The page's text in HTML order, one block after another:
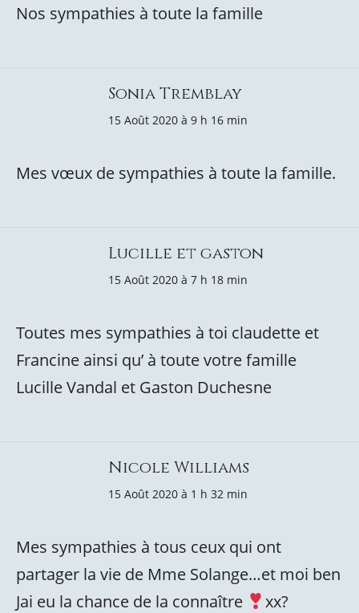
Nos sympathies à toute la famille
Sonia Tremblay
15 Août 2020 à 9 h 16 min
Mes vœux de sympathies à toute la famille.
Lucille et gaston
15 Août 2020 à 7 h 18 min
Toutes mes sympathies à toi claudette et
Francine ainsi qu’ à toute votre famille
Lucille Vandal et Gaston Duchesne
Nicole Williams
15 Août 2020 à 1 h 32 min
Mes sympathies à tous ceux qui ont
partager la vie de Mme Solange…et moi ben
Jai eu la chance de la connaître
xx?